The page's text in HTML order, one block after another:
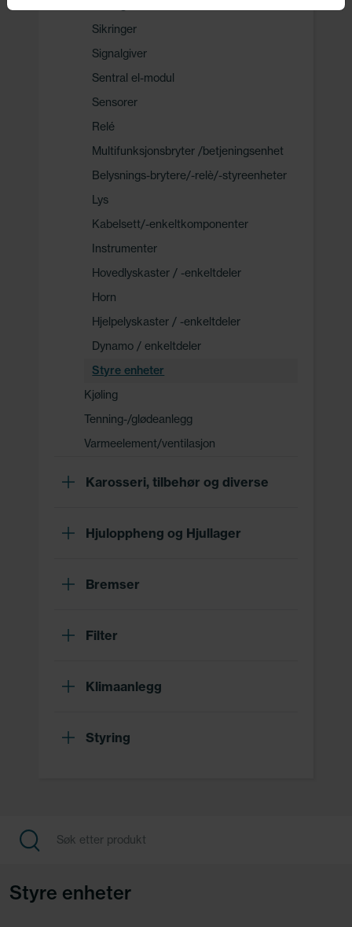
Sikringer
Signalgiver
Sentral el-modul
Sensorer
Relé
Multifunksjonsbryter /betjeningsenhet
Belysnings-brytere/-relè/-styreenheter
Lys
Kabelsett/-enkeltkomponenter
Instrumenter
Hovedlyskaster / -enkeltdeler
Horn
Hjelpelyskaster / -enkeltdeler
Dynamo / enkeltdeler
Styre enheter
Kjøling
Tenning-/glødeanlegg
Varmeelement/ventilasjon
Karosseri, tilbehør og diverse
Hjuloppheng og Hjullager
Bremser
Filter
Klimaanlegg
Styring
Styre enheter